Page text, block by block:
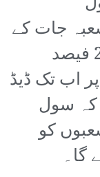
جات کے
ملازمین کی تنخواہوں میں 25 فیصد
اب تک ڈیڈ
کہ سول
کو
گا۔